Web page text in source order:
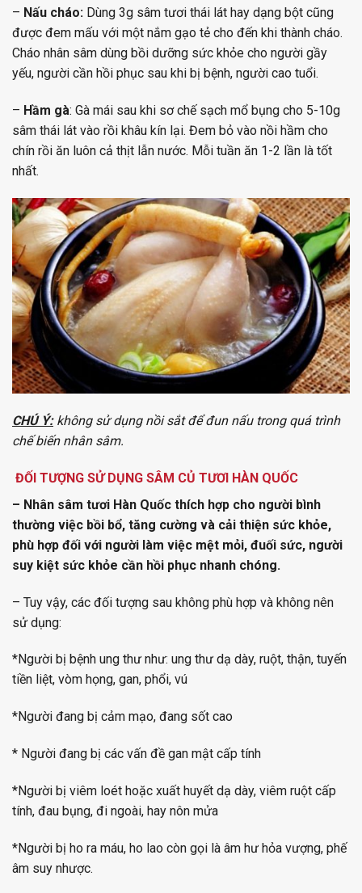
– Nấu cháo: Dùng 3g sâm tươi thái lát hay dạng bột cũng
được đem mấu với một nắm gạo tẻ cho đến khi thành cháo.
Cháo nhân sâm dùng bồi dưỡng sức khỏe cho người gầy
yếu, người cần hồi phục sau khi bị bệnh, người cao tuổi.
– Hầm gà: Gà mái sau khi sơ chế sạch mổ bụng cho 5-10g
sâm thái lát vào rồi khâu kín lại. Đem bỏ vào nồi hầm cho
chín rồi ăn luôn cả thịt lẫn nước. Mỗi tuần ăn 1-2 lần là tốt
nhất.
CHÚ Ý: không sử dụng nồi sắt để đun nấu trong quá trình
chế biến nhân sâm.
ĐỐI TƯỢNG SỬ DỤNG SÂM CỦ TƯƠI HÀN QUỐC
– Nhân sâm tươi Hàn Quốc thích hợp cho người bình
thường việc bồi bổ, tăng cường và cải thiện sức khỏe,
phù hợp đối với người làm việc mệt mỏi, đuối sức, người
suy kiệt sức khỏe cần hồi phục nhanh chóng.
– Tuy vậy, các đối tượng sau không phù hợp và không nên
sử dụng:
*Người bị bệnh ung thư như: ung thư dạ dày, ruột, thận, tuyến
tiền liệt, vòm họng, gan, phổi, vú
*Người đang bị cảm mạo, đang sốt cao
* Người đang bị các vấn đề gan mật cấp tính
*Người bị viêm loét hoặc xuất huyết dạ dày, viêm ruột cấp
tính, đau bụng, đi ngoài, hay nôn mửa
*Người bị ho ra máu, ho lao còn gọi là âm hư hỏa vượng, phế
âm suy nhược.